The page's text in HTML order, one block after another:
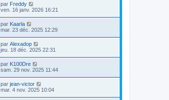
par Freddy
ven. 16 janv. 2026 16:21
par Kaarla
mar. 23 déc. 2025 12:29
par Alexadop
jeu. 18 déc. 2025 22:31
par K100Dre
sam. 29 nov. 2025 11:44
par jean-victor
mar. 4 nov. 2025 10:04